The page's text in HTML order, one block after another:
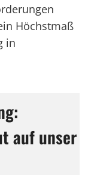
Höchstmaß
in
auf unser